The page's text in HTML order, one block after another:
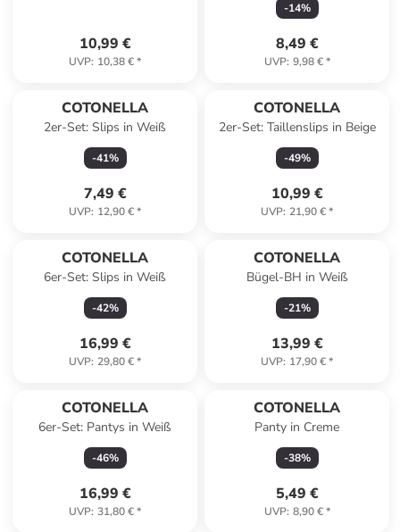
10,99 €
UVP: 10,38 €*
-14%
8,49 €
UVP: 9,98 €*
COTONELLA
2er-Set: Slips in Weiß
-41%
7,49 €
UVP: 12,90 €*
COTONELLA
2er-Set: Taillenslips in Beige
-49%
10,99 €
UVP: 21,90 €*
COTONELLA
6er-Set: Slips in Weiß
-42%
16,99 €
UVP: 29,80 €*
COTONELLA
Bügel-BH in Weiß
-21%
13,99 €
UVP: 17,90 €*
COTONELLA
6er-Set: Pantys in Weiß
-46%
16,99 €
UVP: 31,80 €*
COTONELLA
Panty in Creme
-38%
5,49 €
UVP: 8,90 €*